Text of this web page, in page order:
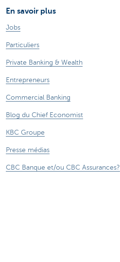
En savoir plus
Jobs
Particuliers
Private Banking & Wealth
Entrepreneurs
Commercial Banking
Blog du Chief Economist
KBC Groupe
Presse médias
CBC Banque et/ou CBC Assurances?